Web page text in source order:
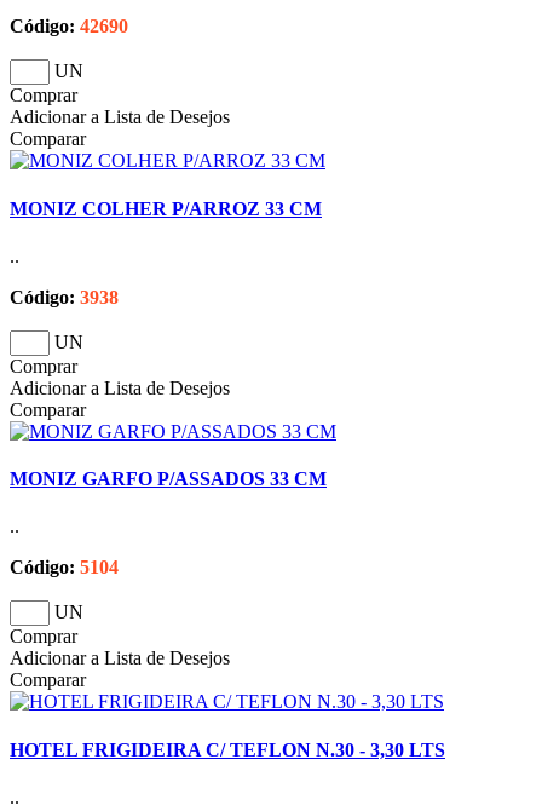
Código: 42690
UN
Comprar
Adicionar a Lista de Desejos
Comparar
MONIZ COLHER P/ARROZ 33 CM
..
Código: 3938
UN
Comprar
Adicionar a Lista de Desejos
Comparar
MONIZ GARFO P/ASSADOS 33 CM
..
Código: 5104
UN
Comprar
Adicionar a Lista de Desejos
Comparar
HOTEL FRIGIDEIRA C/ TEFLON N.30 - 3,30 LTS
..